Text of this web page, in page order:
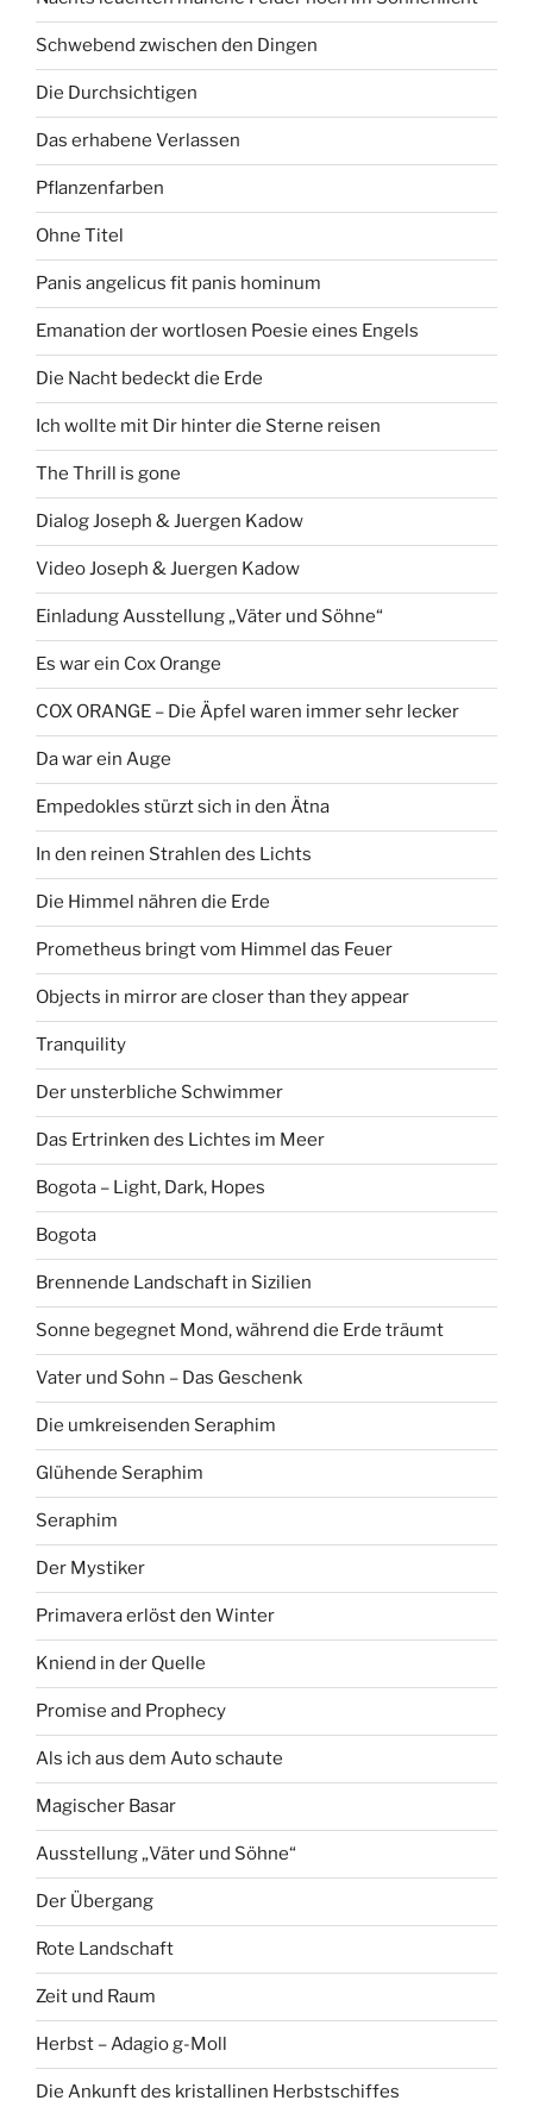
Schwebend zwischen den Dingen
Die Durchsichtigen
Das erhabene Verlassen
Pflanzenfarben
Ohne Titel
Panis angelicus fit panis hominum
Emanation der wortlosen Poesie eines Engels
Die Nacht bedeckt die Erde
Ich wollte mit Dir hinter die Sterne reisen
The Thrill is gone
Dialog Joseph & Juergen Kadow
Video Joseph & Juergen Kadow
Einladung Ausstellung „Väter und Söhne“
Es war ein Cox Orange
COX ORANGE – Die Äpfel waren immer sehr lecker
Da war ein Auge
Empedokles stürzt sich in den Ätna
In den reinen Strahlen des Lichts
Die Himmel nähren die Erde
Prometheus bringt vom Himmel das Feuer
Objects in mirror are closer than they appear
Tranquility
Der unsterbliche Schwimmer
Das Ertrinken des Lichtes im Meer
Bogota – Light, Dark, Hopes
Bogota
Brennende Landschaft in Sizilien
Sonne begegnet Mond, während die Erde träumt
Vater und Sohn – Das Geschenk
Die umkreisenden Seraphim
Glühende Seraphim
Seraphim
Der Mystiker
Primavera erlöst den Winter
Kniend in der Quelle
Promise and Prophecy
Als ich aus dem Auto schaute
Magischer Basar
Ausstellung „Väter und Söhne“
Der Übergang
Rote Landschaft
Zeit und Raum
Herbst – Adagio g-Moll
Die Ankunft des kristallinen Herbstschiffes